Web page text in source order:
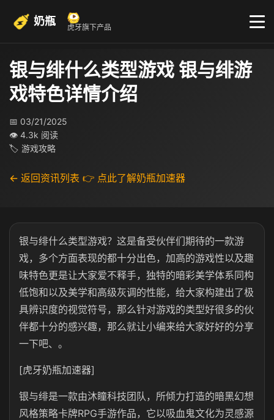
奶瓶 虎牙旗下产品
银与绯什么类型游戏 银与绯游
戏特色详情介绍
📅 03/21/2025
👁 4.3k 阅读
🏷 游戏攻略
← 返回资讯列表 👉 点此了解奶瓶加速器
银与绯什么类型游戏？这是备受伙伴们期待的一款游
戏，多个方面表现的都十分出色，加高的游戏性以及趣
味特色更是让大家爱不释手，独特的暗彩美学体系同构
低饱和以及美学和高级灰调的性能，给大家构建出了极
具辨识度的视觉符号，那么针对游戏的类型好很多的伙
伴都十分的感兴趣，那么就让小编来给大家好好的分享
一下吧、。
[虎牙奶瓶加速器]
银与绯是一款由沐瞳科技团队，所倾力打造的暗黑幻想
风格策略卡牌RPG手游作品，它以吸血鬼文化为灵感源